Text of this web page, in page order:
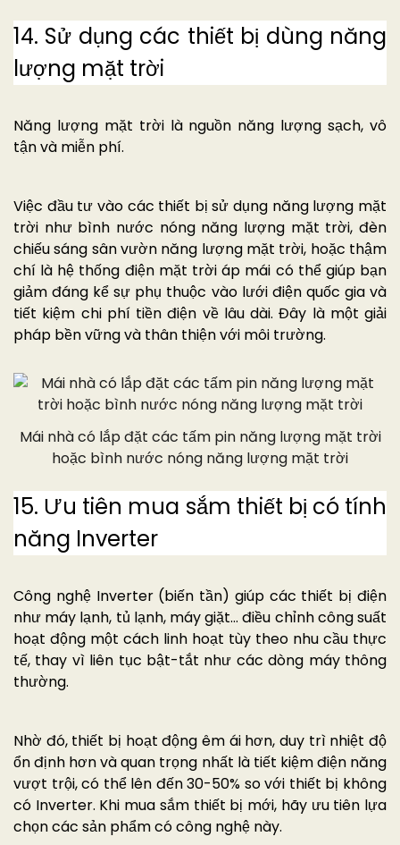
14. Sử dụng các thiết bị dùng năng
lượng mặt trời
Năng lượng mặt trời là nguồn năng lượng sạch, vô
tận và miễn phí.
Việc đầu tư vào các thiết bị sử dụng năng lượng mặt
trời như bình nước nóng năng lượng mặt trời, đèn
chiếu sáng sân vườn năng lượng mặt trời, hoặc thậm
chí là hệ thống điện mặt trời áp mái có thể giúp bạn
giảm đáng kể sự phụ thuộc vào lưới điện quốc gia và
tiết kiệm chi phí tiền điện về lâu dài. Đây là một giải
pháp bền vững và thân thiện với môi trường.
Mái nhà có lắp đặt các tấm pin năng lượng mặt trời
hoặc bình nước nóng năng lượng mặt trời
15. Ưu tiên mua sắm thiết bị có tính
năng Inverter
Công nghệ Inverter (biến tần) giúp các thiết bị điện
như máy lạnh, tủ lạnh, máy giặt… điều chỉnh công suất
hoạt động một cách linh hoạt tùy theo nhu cầu thực
tế, thay vì liên tục bật-tắt như các dòng máy thông
thường.
Nhờ đó, thiết bị hoạt động êm ái hơn, duy trì nhiệt độ
ổn định hơn và quan trọng nhất là tiết kiệm điện năng
vượt trội, có thể lên đến 30-50% so với thiết bị không
có Inverter. Khi mua sắm thiết bị mới, hãy ưu tiên lựa
chọn các sản phẩm có công nghệ này.